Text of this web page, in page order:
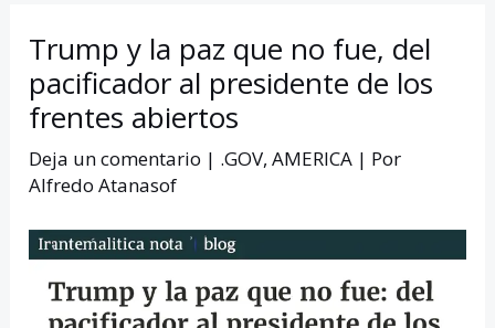
Trump y la paz que no fue, del
pacificador al presidente de los
frentes abiertos
Deja un comentario | .GOV,AMERICA | Por
Alfredo Atanasof